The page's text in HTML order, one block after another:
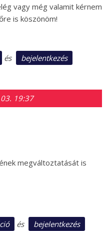
vagy még valamit kérnem
is köszönöm!
és
bejelentkezés
19:37
megváltoztatását is
és
bejelentkezés